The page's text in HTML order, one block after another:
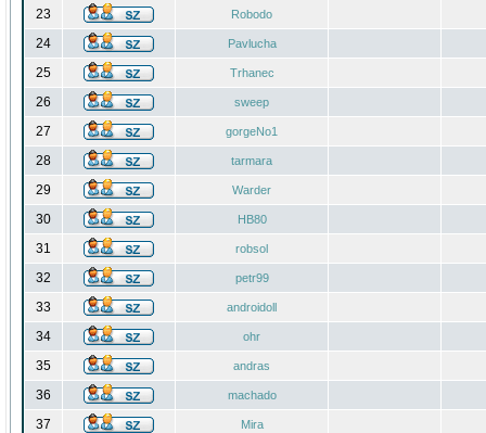
23 Robodo
24 Pavlucha
25 Trhanec
26 sweep
27 gorgeNo1
28 tarmara
29 Warder
30 HB80
31 robsol
32 petr99
33 androidoll
34 ohr
35 andras
36 machado
37 Mira